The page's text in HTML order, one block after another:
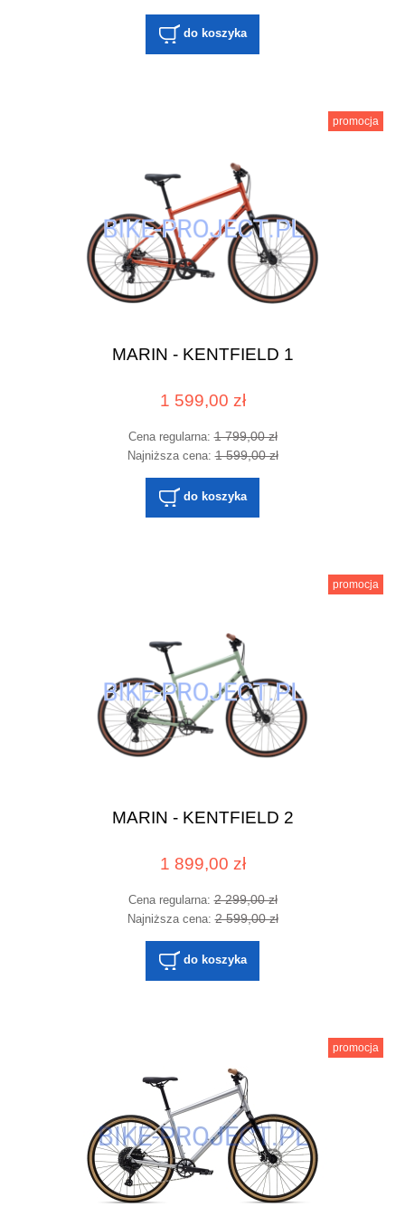
do koszyka
MARIN - KENTFIELD 1
1 599,00 zł
Cena regularna:1 799,00 zł
Najniższa cena:1 599,00 zł
do koszyka
promocja
MARIN - KENTFIELD 2
1 899,00 zł
Cena regularna:2 299,00 zł
Najniższa cena:2 599,00 zł
do koszyka
promocja
promocja